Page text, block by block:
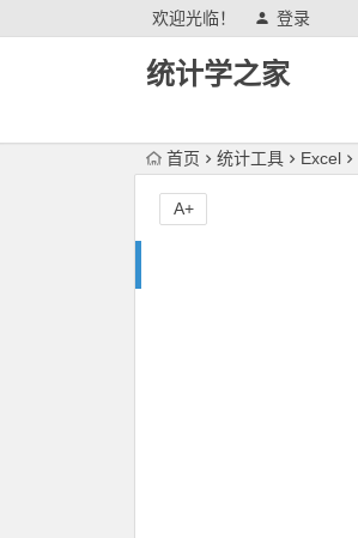
欢迎光临！ 登录
统计学之家
首页 统计工具 Excel
A+